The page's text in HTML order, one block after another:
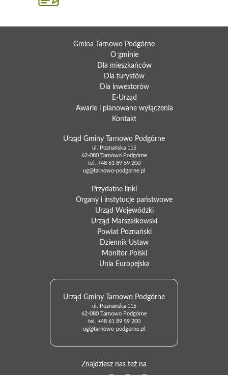
Gmina Tarnowo Podgórne
O gminie
Dla mieszkańców
Dla turystów
Dla inwestorów
E-Urząd
Awarie i planowane wyłączenia
Kontakt
Urząd Gminy Tarnowo Podgórne
ul. Poznańska 115
62-080 Tarnowo Podgórne
tel. +48 61 89 59 200
ug@tarnowo-podgorne.pl
Przydatne linki
Organy i instytucje państwowe
Urząd Wojewódzki
Urząd Marszałkowski
Powiat Poznański
Dziennik Ustaw
Monitor Polski
Unia Europejska
Urząd Gminy Tarnowo Podgórne
ul. Poznańska 115
62-080 Tarnowo Podgórne
tel. +48 61 89 59 200
ug@tarnowo-podgorne.pl
Znajdziesz nas też na